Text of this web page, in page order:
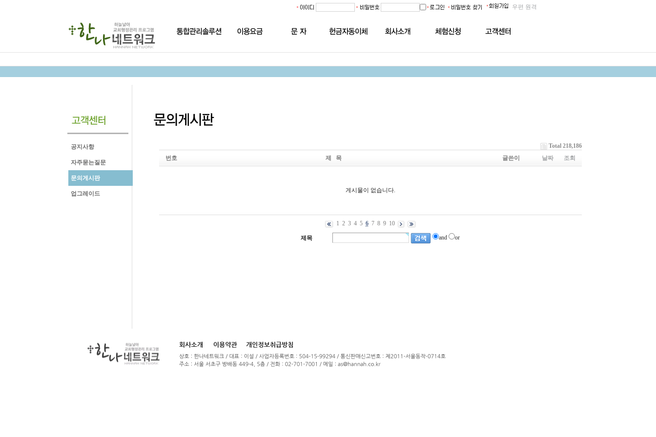
우편 원격
공지사항
자주묻는질문
문의게시판
업그레이드
Total 218,186
번호
제 목 글쓴이 날짜 조회
게시물이 없습니다.
1 2 3 4 5 6 7 8 9 10
제목 and or